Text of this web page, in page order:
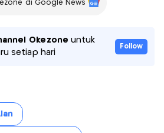
di Google News
Okezone untuk
setiap hari
Follow